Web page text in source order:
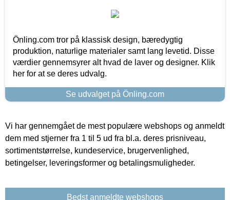
Önling.com tror på klassisk design, bæredygtig
produktion, naturlige materialer samt lang levetid. Disse
værdier gennemsyrer alt hvad de laver og designer. Klik
her for at se deres udvalg.
Se udvalget på Önling.com
Vi har gennemgået de mest populære webshops og anmeldt
dem med stjerner fra 1 til 5 ud fra bl.a. deres prisniveau,
sortimentstørrelse, kundeservice, brugervenlighed,
betingelser, leveringsformer og betalingsmuligheder.
Bedst anmeldte webshops